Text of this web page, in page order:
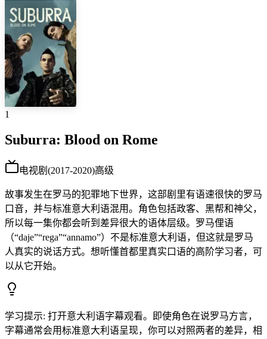
1
Suburra: Blood on Rome
电视剧 (2017-2020)高级
故事发生在罗马的犯罪地下世界，这部剧里有语速很快的罗马
口音，并与标准意大利语混用。角色包括政客、黑帮和神父，
所以每一集你都会听到差异很大的语体层级。罗马俚语
（“daje”“rega”“annamo”）不是标准意大利语，但这就是罗马
人真实的说话方式。想听懂首都里真实口语的高阶学习者，可
以从它开始。
学习提示: 打开意大利语字幕观看。即使角色在说罗马方言，
字幕通常会用标准意大利语呈现，你可以对照两者的差异，相